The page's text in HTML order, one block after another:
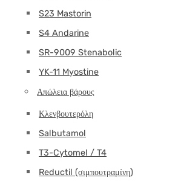
S23 Mastorin
S4 Andarine
SR-9009 Stenabolic
YK-11 Myostine
Απώλεια βάρους
Κλενβουτερόλη
Salbutamol
T3-Cytomel / T4
Reductil (σιμπουτραμίνη)